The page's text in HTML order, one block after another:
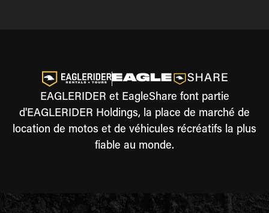
EAGLERIDER et EagleShare font partie
d'EAGLERIDER Holdings, la place de marché de
location de motos et de véhicules récréatifs la plus
fiable au monde.